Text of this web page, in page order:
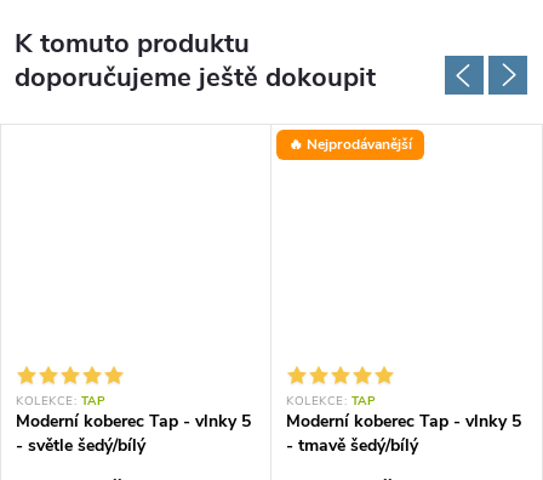
K tomuto produktu
doporučujeme ještě dokoupit
KOLEKCE: TAP
Moderní koberec Tap - vlnky 5
- světle šedý/bílý
🔥 Nejprodávanější
KOLEKCE: TAP
Moderní koberec Tap - vlnky 5
- tmavě šedý/bílý